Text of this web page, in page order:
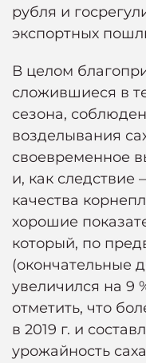
рубля и
экспортных
В целом
сложившиеся в
сезона,
возделывания
своевременное
и, как следствие
качества
хорошие
который, по
(окончательные
увеличился на 9
отметить, что
в 2019 г. и
урожайность